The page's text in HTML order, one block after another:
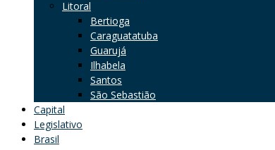
Litoral
Bertioga
Caraguatatuba
Guarujá
Ilhabela
Santos
São Sebastião
Capital
Legislativo
Brasil